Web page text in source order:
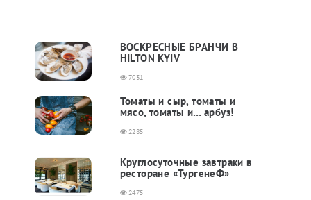
ВОСКРЕСНЫЕ БРАНЧИ В
HILTON KYIV
7031
Томаты и сыр, томаты и
мясо, томаты и… арбуз!
2285
Круглосуточные завтраки в
ресторане «ТургенеФ»
2475